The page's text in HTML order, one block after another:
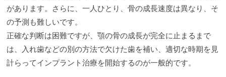
があります。さらに、一人ひとり、骨の成長速度は異なり、そ
の予測も難しいです。
正確な判断は困難ですが、顎の骨の成長が完全に止まるまで
は、入れ歯などの別の方法で欠けた歯を補い、適切な時期を見
計らってインプラント治療を開始するのが一般的です。